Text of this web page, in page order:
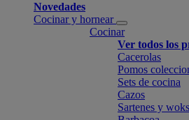
Novedades
Cocinar y hornear
Cocinar
Ver todos los
Cacerolas
Pomos
Sets de cocina
Cazos
Sartenes y woks